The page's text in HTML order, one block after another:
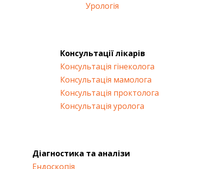
Урологія
Консультації лікарів
Консультація гінеколога
Консультація мамолога
Консультація проктолога
Консультація уролога
Діагностика та аналізи
Ендоскопія